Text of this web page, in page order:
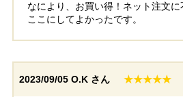
なにより、お買い得！ネット注文に
ここにしてよかったです。
2023/09/05 O.K さん ★★★★★